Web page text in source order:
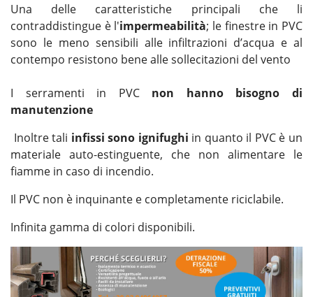
Una delle caratteristiche principali che li
contraddistingue è l'impermeabilità; le finestre in PVC
sono le meno sensibili alle infiltrazioni d’acqua e al
contempo resistono bene alle sollecitazioni del vento
I serramenti in PVC non hanno bisogno di
manutenzione
Inoltre tali infissi sono ignifughi in quanto il PVC è un
materiale auto-estinguente, che non alimentare le
fiamme in caso di incendio.
Il PVC non è inquinante e completamente riciclabile.
Infinita gamma di colori disponibili.